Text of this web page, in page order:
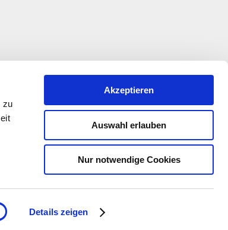
zu
Details zeigen
Akzeptieren
Auswahl erlauben
Nur notwendige Cookies
Rahmen des Entwicklungsprogramms
durch das Ministerium für Wirtschaft,
Weinbau Rheinland-Pfalz, gefördert